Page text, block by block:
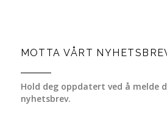
MOTTA VÅRT
Hold deg oppdatert ved å melde
nyhetsbrev.